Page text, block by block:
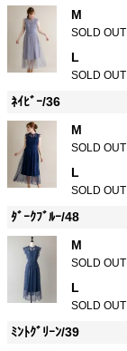
M
SOLD OUT
L
SOLD OUT
ﾈｲﾋﾞｰ/36
M
SOLD OUT
L
SOLD OUT
ﾀﾞｰｸﾌﾞﾙｰ/48
M
SOLD OUT
L
SOLD OUT
ﾐﾝﾄｸﾞﾘｰﾝ/39